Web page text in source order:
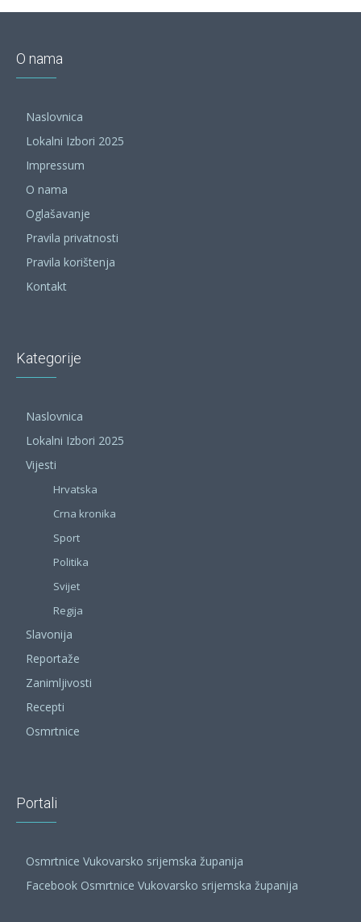
O nama
Naslovnica
Lokalni Izbori 2025
Impressum
O nama
Oglašavanje
Pravila privatnosti
Pravila korištenja
Kontakt
Kategorije
Naslovnica
Lokalni Izbori 2025
Vijesti
Hrvatska
Crna kronika
Sport
Politika
Svijet
Regija
Slavonija
Reportaže
Zanimljivosti
Recepti
Osmrtnice
Portali
Osmrtnice Vukovarsko srijemska županija
Facebook Osmrtnice Vukovarsko srijemska županija